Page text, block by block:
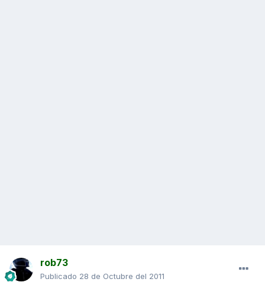
rob73
Publicado 28 de Octubre del 2011